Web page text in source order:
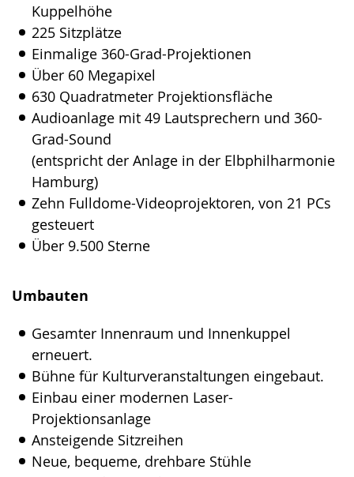
Kuppelhöhe
225 Sitzplätze
Einmalige 360-Grad-Projektionen
Über 60 Megapixel
630 Quadratmeter Projektionsfläche
Audioanlage mit 49 Lautsprechern und 360-
Grad-Sound
(entspricht der Anlage in der Elbphilharmonie
Hamburg)
Zehn Fulldome-Videoprojektoren, von 21 PCs
gesteuert
Über 9.500 Sterne
Umbauten
Gesamter Innenraum und Innenkuppel
erneuert.
Bühne für Kulturveranstaltungen eingebaut.
Einbau einer modernen Laser-
Projektionsanlage
Ansteigende Sitzreihen
Neue, bequeme, drehbare Stühle